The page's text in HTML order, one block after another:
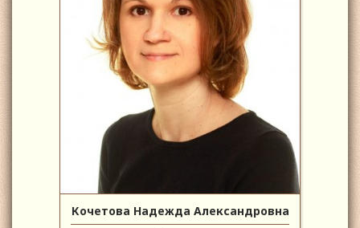
Кочетова Надежда Александровна